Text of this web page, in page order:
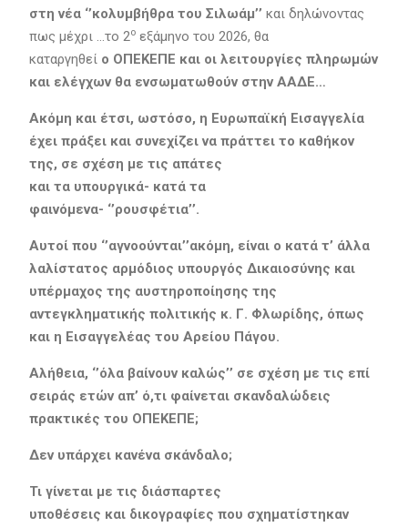
στη νέα ‘’κολυμβήθρα του Σιλωάμ’’ και δηλώνοντας
πως μέχρι …το 2οεξάμηνο του 2026, θα
καταργηθεί ο ΟΠΕΚΕΠΕ και οι λειτουργίες πληρωμών
και ελέγχων θα ενσωματωθούν στην ΑΑΔΕ…
Ακόμη και έτσι, ωστόσο, η Ευρωπαϊκή Εισαγγελία
έχει πράξει και συνεχίζει να πράττει το καθήκον
της, σε σχέση με τις απάτες
και τα υπουργικά- κατά τα
φαινόμενα- ‘’ρουσφέτια’’.
Αυτοί που ‘’αγνοούνται’’ακόμη, είναι ο κατά τ’ άλλα
λαλίστατος αρμόδιος υπουργός Δικαιοσύνης και
υπέρμαχος της αυστηροποίησης της
αντεγκληματικής πολιτικής κ. Γ. Φλωρίδης, όπως
και η Εισαγγελέας του Αρείου Πάγου.
Αλήθεια, ‘’όλα βαίνουν καλώς’’ σε σχέση με τις επί
σειράς ετών απ’ ό,τι φαίνεται σκανδαλώδεις
πρακτικές του ΟΠΕΚΕΠΕ;
Δεν υπάρχει κανένα σκάνδαλο;
Τι γίνεται με τις διάσπαρτες
υποθέσεις και δικογραφίες που σχηματίστηκαν